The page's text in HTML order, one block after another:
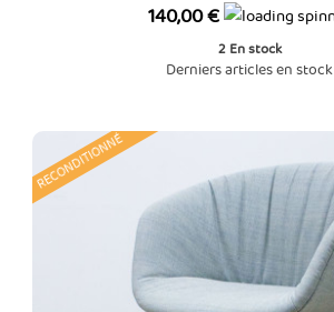
Prix
140,00 €
2 En stock
Derniers articles en stock
RECONDITIONNÉ